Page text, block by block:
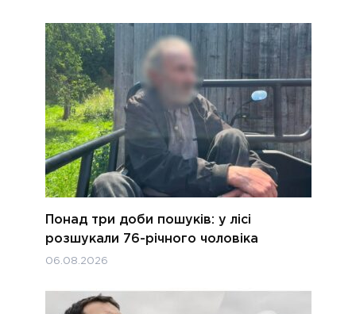
Понад три доби пошуків: у лісі
розшукали 76-річного чоловіка
06.08.2026